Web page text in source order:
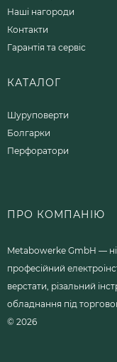
Наші нагороди
Контакти
Гарантія та сервіс
КАТАЛОГ
Шуруповерти
Болгарки
Перфоратори
ПРО КОМПАНІЮ
Metabowerke GmbH —
професійний
верстати, різальний
обладнання під
© 2026